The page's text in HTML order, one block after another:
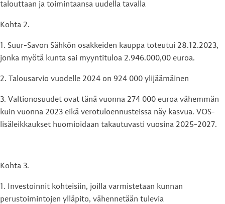
talouttaan ja toimintaansa uudella tavalla
Kohta 2.
1. Suur-Savon Sähkön osakkeiden kauppa toteutui 28.12.2023,
jonka myötä kunta sai myyntituloa 2.946.000,00 euroa.
2. Talousarvio vuodelle 2024 on 924 000 ylijäämäinen
3. Valtionosuudet ovat tänä vuonna 274 000 euroa vähemmän
kuin vuonna 2023 eikä verotuloennusteissa näy kasvua. VOS-
lisäleikkaukset huomioidaan takautuvasti vuosina 2025-2027.
Kohta 3.
1. Investoinnit kohteisiin, joilla varmistetaan kunnan
perustoimintojen ylläpito, vähennetään tulevia